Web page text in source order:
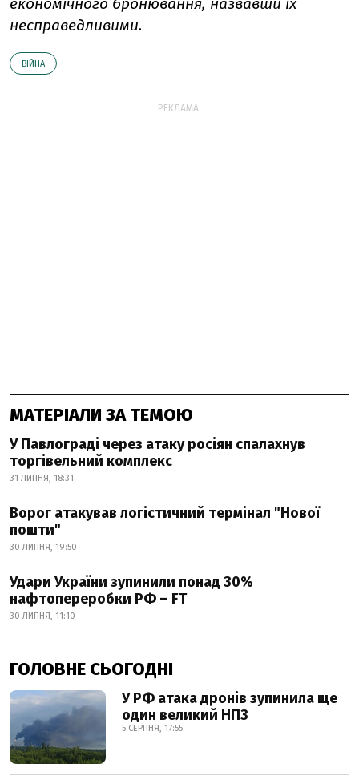
несправедливими.
ВІЙНА
РЕКЛАМА:
МАТЕРІАЛИ ЗА ТЕМОЮ
У Павлограді через атаку росіян спалахнув
торгівельний комплекс
31 ЛИПНЯ, 18:31
Ворог атакував логістичний термінал "Нової
пошти"
30 ЛИПНЯ, 19:50
Удари України зупинили понад 30%
нафтопереробки РФ – FT
30 ЛИПНЯ, 11:10
ГОЛОВНЕ СЬОГОДНІ
У РФ атака дронів зупинила ще
один великий НПЗ
5 СЕРПНЯ, 17:55